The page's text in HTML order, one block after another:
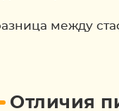
Отличия